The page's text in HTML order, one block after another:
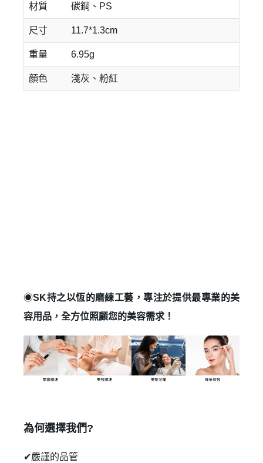
✕
會員登入
材質 碳鋼、PS
尺寸 11.7*1.3cm
重量 6.95g
顏色 淺灰、粉紅
◉SK持之以恆的磨練工藝，專注於提供最專業的美
容用品，全方位照顧您的美容需求！
為何選擇我們?
✔嚴謹的品管